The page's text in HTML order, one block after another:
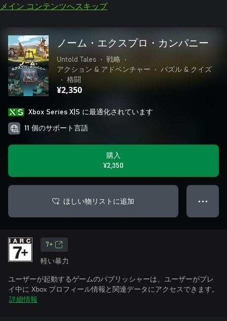
メイン コンテンツへスキップ
ノーム・エクスプロ・カンパニー
Untold Tales • 戦略
•
アクション & アドベンチャー
•
パズル & クイズ
•
格闘
¥2,350
Xbox Series X|S に最適化されています
11 個のサポート言語
購入
¥2,350
ほしい物リストに追加 ● ● ●
7+
軽い暴力
ユーザーが起動するゲームのパブリッシャーは、ユーザーがプレ
イ中に Xbox プロフィール情報と関連データにアクセスできます。
詳細情報